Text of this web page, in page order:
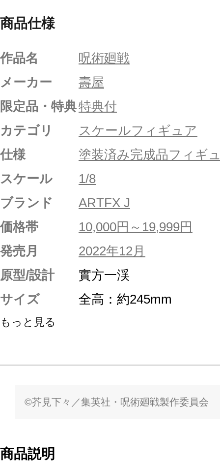
商品仕様
作品名
呪術廻戦
メーカー
壽屋
限定品・特典特典付
カテゴリ
スケールフィギュア
仕様
塗装済み完成品フィギ
スケール
1/8
ブランド
ARTFX J
価格帯
10,000円～19,999円
発売月
2022年12月
原型/設計
實方一渓
サイズ
全高：約245mm
もっと見る
©芥見下々／集英社・呪術廻戦製作委員会
商品説明